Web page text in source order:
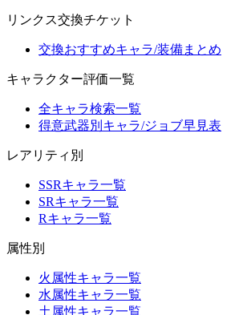
リンクス交換チケット
交換おすすめキャラ/装備まとめ
キャラクター評価一覧
全キャラ検索一覧
得意武器別キャラ/ジョブ早見表
レアリティ別
SSRキャラ一覧
SRキャラ一覧
Rキャラ一覧
属性別
火属性キャラ一覧
水属性キャラ一覧
土属性キャラ一覧